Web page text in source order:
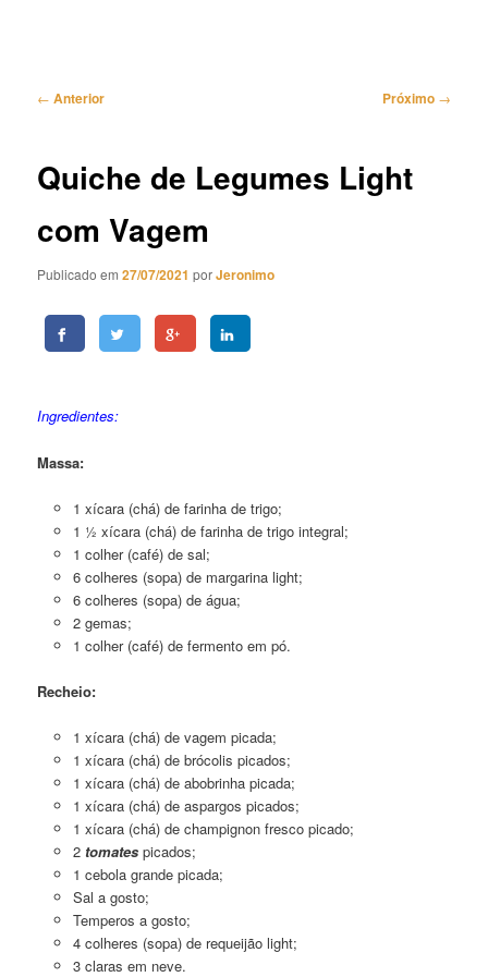
Navegação
← Anterior Próximo →
Quiche de Legumes Light
com Vagem
Publicado em27/07/2021 porJeronimo
Ingredientes:
Massa:
1 xícara (chá) de farinha de trigo;
1 ½ xícara (chá) de farinha de trigo integral;
1 colher (café) de sal;
6 colheres (sopa) de margarina light;
6 colheres (sopa) de água;
2 gemas;
1 colher (café) de fermento em pó.
Recheio:
1 xícara (chá) de vagem picada;
1 xícara (chá) de brócolis picados;
1 xícara (chá) de abobrinha picada;
1 xícara (chá) de aspargos picados;
1 xícara (chá) de champignon fresco picado;
2 tomatespicados;
1 cebola grande picada;
Sal a gosto;
Temperos a gosto;
4 colheres (sopa) de requeijão light;
3 claras em neve.